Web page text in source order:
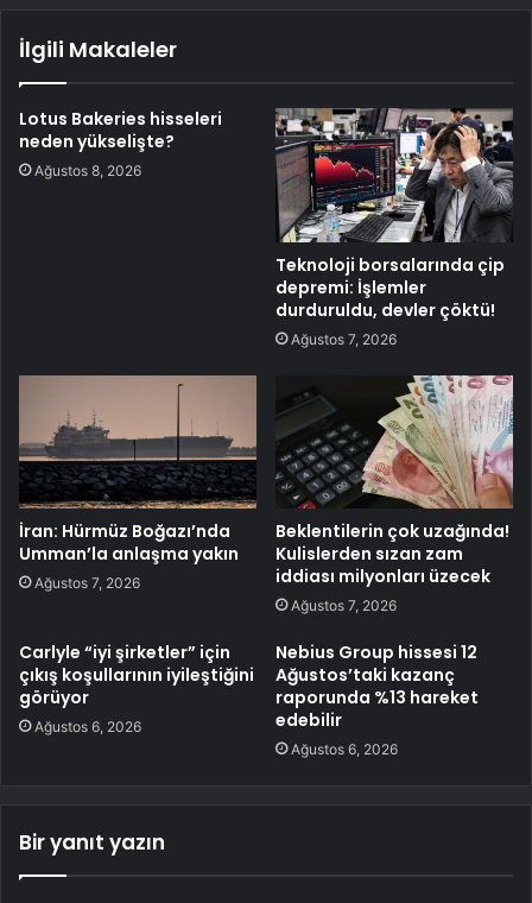
İlgili Makaleler
Lotus Bakeries hisseleri
neden yükselişte?
Ağustos 8, 2026
Teknoloji borsalarında çip
depremi: İşlemler
durduruldu, devler çöktü!
Ağustos 7, 2026
İran: Hürmüz Boğazı’nda
Umman’la anlaşma yakın
Ağustos 7, 2026
Beklentilerin çok uzağında!
Kulislerden sızan zam
iddiası milyonları üzecek
Ağustos 7, 2026
Carlyle “iyi şirketler” için
çıkış koşullarının iyileştiğini
görüyor
Ağustos 6, 2026
Nebius Group hissesi 12
Ağustos’taki kazanç
raporunda %13 hareket
edebilir
Ağustos 6, 2026
Bir yanıt yazın